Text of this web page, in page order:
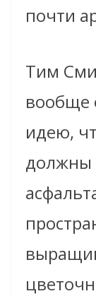
почти
Тим
вообще
идею,
должны